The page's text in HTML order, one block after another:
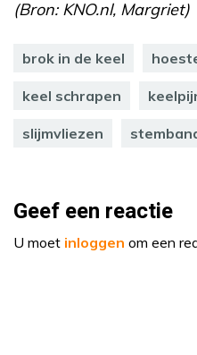
(Bron: KNO.nl, Margriet)
brok in de keel
keel schrapen
slijmvliezen
Geef een reactie
U moet inloggen om een